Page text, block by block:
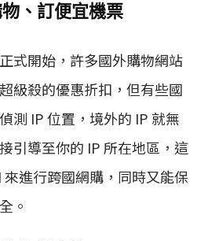
、訂便宜機票
式開始，許多國外購物網站
級殺的優惠折扣，但有些國
測 IP 位置，境外的 IP 就無
引導至你的 IP 所在地區，這
來進行跨國網購，同時又能保
。